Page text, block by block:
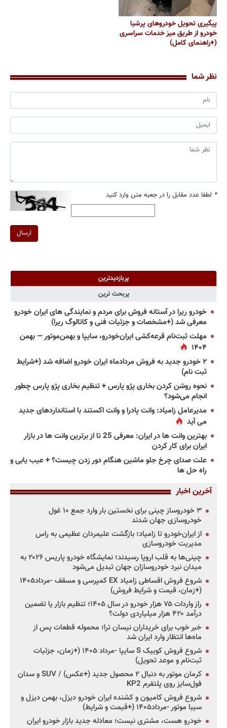
پیگیری تحویل خودروهای پرشیا
خودرو از طریق میز خدمات سراسری
(+راهنمای کامل)
نظر شما
* لطفا عدد مقابل را در جعبه متن وارد کنید
ارسال
پربازدیدترین
پربحث ترین
خودرو ریرا در آستانه فروش برای مردم و نمایندگی های ایران خودرو
معرفی شد (+مشخصات و جزئیات فنی و کاتالوگ ریرا)
مهلت ثبت‌نام قرعه‌کشی ایران‌خودرو، سایپا و بهمن‌موتور — بهمن
۱۴۰۴
۲ خودرو جدید به فروش مردادماه ایران خودرو اضافه شد (+شرایط
ثبت نام)
نحوه روشن کردن بخاری پژو پارس + تنظیم بخاری پژو پارس چطور
انجام می‌شود؟
مدیرعامل زامیاد: وانت پادرا و وانت اکستند با استانداردهای جدید
می آید
بهترین وانت ها در ایران: معرفی 25 تا از برترین وانت ها در بازار
ایران برای کار کردن
علت صدای چرخ جلو ماشین هنگام دور زدن چیست؟ + عیب یابی و
راه حل ها
آخرین اخبار
۳ خودروساز چینی برای نخستین بار وارد جمع ۱۰ غول
خودروسازی جهان شدند
از ایران‌خودرو تا زامیاد؛ بازگشت علیمردان عظیمی به راس
مدیریت خودروسازی
چینی‌ها به قلب اروپا رسیدند؛ نمایشگاه خودرو پاریس ۲۰۲۶ به
میدان نبرد خودروسازان جهان تبدیل می‌شود
شروع فروش اقساطی زامیاد EX کمپرسی و مسقف -مرداد۱۴۰۵
(+زمان، قیمت و شرایط فروش)
راز واردات ۷۵ هزار خودرو در سال ۱۴۰۵؛ تنظیم بازار یا تضمین
درآمد ۴۲۰ هزار میلیاردی دولت؟
خبر خوب برای خریداران نیسان ترا؛ محموله قطعات پس از
ماه‌ها انتظار وارد ایران شد
شروع فروش کوییک S سایپا -مرداد ۱۴۰۵ (+زمان، جزئیات
ثبت‌نام و موعد تحویل)
کرمان موتور به دنبال ۲ محصول جدید (+عکس) / SUV و سدان
فول‌سایز روی پلتفرم KP2
شروع فروش کامیون و کشنده ایران خودرو دیزل، بهمن دیزل و
سیبا موتور -مرداد۱۴۰۵ (+قیمت و شرایط)
خودرو هست، مشتری نیست؛ معادله جدید بازار خودرو ایران